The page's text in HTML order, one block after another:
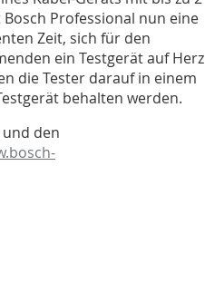
Professional nun eine
Zeit, sich für den
ein Testgerät auf Herz
die Tester darauf in einem
behalten werden.
den